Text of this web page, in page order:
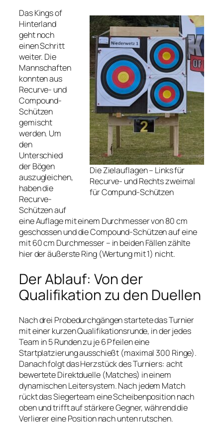
Die Zielauflagen – Links für
Recurve- und Rechts zweimal
für Compund-Schützen
Das Kings of
Hinterland
geht noch
einen Schritt
weiter. Die
Mannschaften
konnten aus
Recurve- und
Compound-
Schützen
gemischt
werden. Um
den
Unterschied
der Bögen
auszugleichen,
haben die
Recurve-
Schützen auf
eine Auflage mit einem Durchmesser von 80 cm
geschossen und die Compound-Schützen auf eine
mit 60 cm Durchmesser – in beiden Fällen zählte
hier der äußerste Ring (Wertung mit 1) nicht.
Der Ablauf: Von der
Qualifikation zu den Duellen
Nach drei Probedurchgängen startete das Turnier
mit einer kurzen Qualifikationsrunde, in der jedes
Team in 5 Runden zu je 6 Pfeilen eine
Startplatzierung ausschießt (maximal 300 Ringe).
Danach folgt das Herzstück des Turniers: acht
bewertete Direktduelle (Matches) in einem
dynamischen Leitersystem. Nach jedem Match
rückt das Siegerteam eine Scheibenposition nach
oben und trifft auf stärkere Gegner, während die
Verlierer eine Position nach unten rutschen.